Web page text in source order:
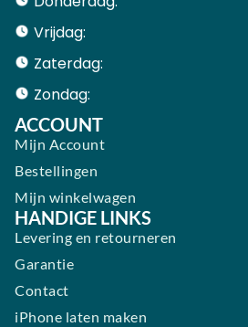
Vrijdag:
Zaterdag:
Zondag:
ACCOUNT
Mijn Account
Bestellingen
Mijn winkelwagen
HANDIGE LINKS
Levering en retourneren
Garantie
Contact
iPhone laten maken